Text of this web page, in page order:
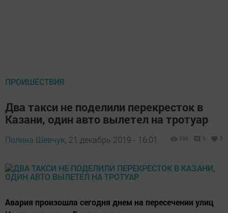
ПРОИШЕСТВИЯ
Два такси не поделили перекресток в
Казани, один авто вылетел на тротуар
Полина Шевчук, 21 декабрь 2019 - 16:01 330 0 0
Авария произошла сегодня днем на пересечении улиц